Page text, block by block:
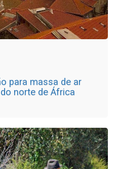
para massa de ar
norte de África